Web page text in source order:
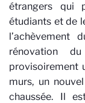
étrangers qui
étudiants et de
rénovation
provisoirement
murs, un
chaussée. Il